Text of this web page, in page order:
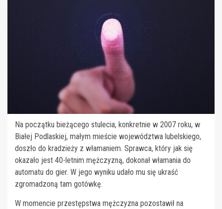
Na początku bieżącego stulecia, konkretnie w 2007 roku, w
Białej Podlaskiej, małym mieście województwa lubelskiego,
doszło do kradzieży z włamaniem. Sprawca, który jak się
okazało jest 40-letnim mężczyzną, dokonał włamania do
automatu do gier. W jego wyniku udało mu się ukraść
zgromadzoną tam gotówkę.
W momencie przestępstwa mężczyzna pozostawił na